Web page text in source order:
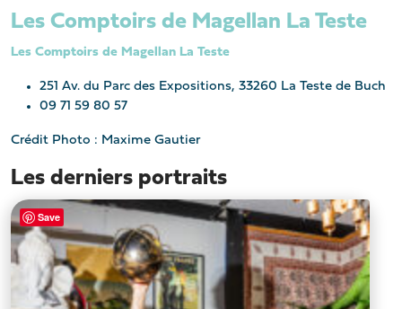
Les Comptoirs de Magellan La Teste
Les Comptoirs de Magellan La Teste
251 Av. du Parc des Expositions, 33260 La Teste de Buch
09 71 59 80 57
Crédit Photo : Maxime Gautier
Les derniers portraits
Save